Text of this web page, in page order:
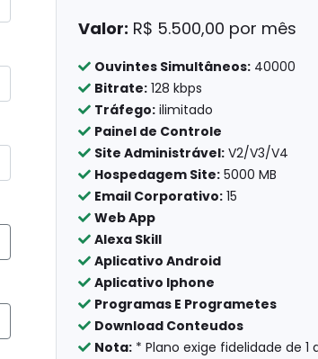
Valor: R$ 5.500,00 por mês
Ouvintes Simultâneos: 40000
Bitrate: 128 kbps
Tráfego: ilimitado
Painel de Controle
Site Administrável: V2/V3/V4
Hospedagem Site: 5000 MB
Email Corporativo: 15
Web App
Alexa Skill
Aplicativo Android
Aplicativo Iphone
Programas E Programetes
Download Conteudos
Nota: * Plano exige fidelidade de